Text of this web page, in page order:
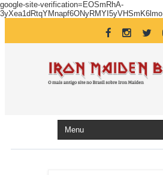
google-site-verification=EOSmRhA-
3yXea1dRtqYMnapf6ONyRMYI5yVHSmK6lmo